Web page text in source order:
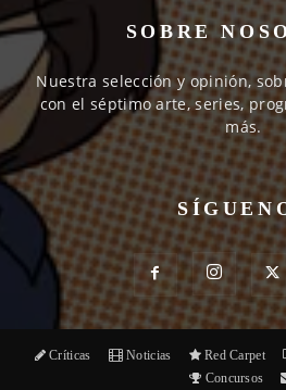
SOBRE
Nuestra selección y opinión,
con el séptimo arte, series,
más.
Críticas Noticias Red Carpet
Concursos